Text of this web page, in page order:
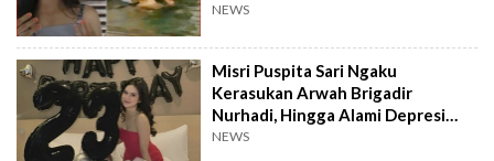
NEWS
Misri Puspita Sari Ngaku
Kerasukan Arwah Brigadir
Nurhadi, Hingga Alami Depresi
Berat
NEWS